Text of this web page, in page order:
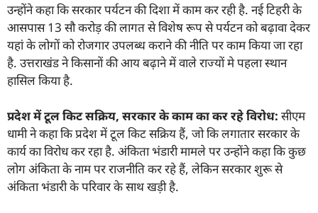
उन्होंने कहा कि सरकार पर्यटन की दिशा में काम कर रही है. नई टिहरी के
आसपास 13 सौ करोड़ की लागत से विशेष रूप से पर्यटन को बढ़ावा देकर
यहां के लोगों को रोजगार उपलब्ध कराने की नीति पर काम किया जा रहा
है. उत्तराखंड ने किसानों की आय बढ़ाने में वाले राज्यों मे पहला स्थान
हासिल किया है.
प्रदेश में टूल किट सक्रिय, सरकार के काम का कर रहे विरोध: सीएम
धामी ने कहा कि प्रदेश में टूल किट सक्रिय हैं, जो कि लगातार सरकार के
कार्य का विरोध कर रहा है. अंकिता भंडारी मामले पर उन्होंने कहा कि कुछ
लोग अंकिता के नाम पर राजनीति कर रहे हैं, लेकिन सरकार शुरू से
अंकिता भंडारी के परिवार के साथ खड़ी है.